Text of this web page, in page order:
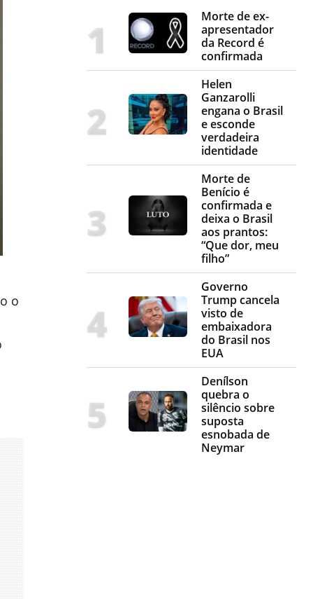
o
Morte de ex-
apresentador
da Record é
confirmada
Helen
Ganzarolli
engana o Brasil
e esconde
verdadeira
identidade
Morte de
Benício é
confirmada e
deixa o Brasil
aos prantos:
“Que dor, meu
filho”
Governo
Trump cancela
visto de
embaixadora
do Brasil nos
EUA
Denílson
quebra o
silêncio sobre
suposta
esnobada de
Neymar